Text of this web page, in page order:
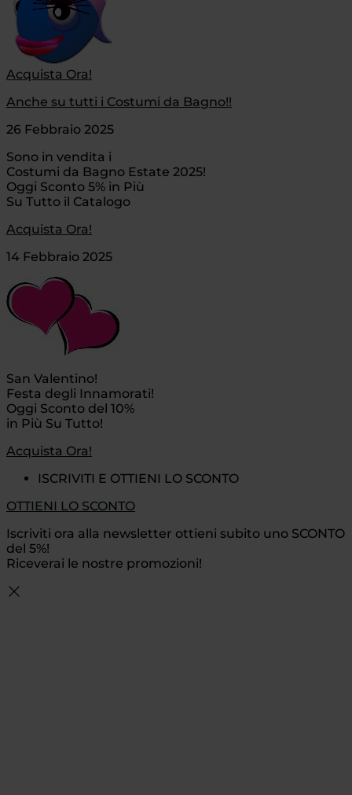
Acquista Ora!
Anche su tutti i Costumi da Bagno!!
26 Febbraio 2025
Sono in vendita i
Costumi da Bagno Estate 2025!
Oggi Sconto 5% in Più
Su Tutto il Catalogo
Acquista Ora!
14 Febbraio 2025
San Valentino!
Festa degli Innamorati!
Oggi Sconto del 10%
in Più Su Tutto!
Acquista Ora!
ISCRIVITI E OTTIENI LO SCONTO
OTTIENI LO SCONTO
Iscriviti ora alla newsletter ottieni subito uno SCONTO
del 5%!
Riceverai le nostre promozioni!